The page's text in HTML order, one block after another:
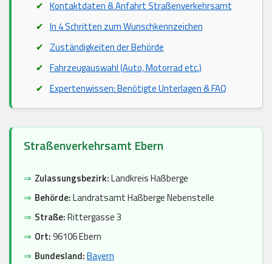
Kontaktdaten & Anfahrt Straßenverkehrsamt
In 4 Schritten zum Wunschkennzeichen
Zuständigkeiten der Behörde
Fahrzeugauswahl (Auto, Motorrad etc.)
Expertenwissen: Benötigte Unterlagen & FAQ
Straßenverkehrsamt Ebern
⇒ Zulassungsbezirk:Landkreis Haßberge
⇒ Behörde:Landratsamt Haßberge Nebenstelle
⇒ Straße:Rittergasse 3
⇒ Ort:96106 Ebern
⇒ Bundesland:Bayern